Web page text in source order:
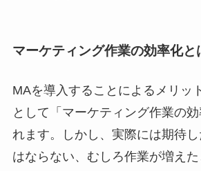
マーケティング作業の効率化
MAを導入することによるメリッ
として「マーケティング作業の
れます。しかし、実際には期待
はならない、むしろ作業が増え